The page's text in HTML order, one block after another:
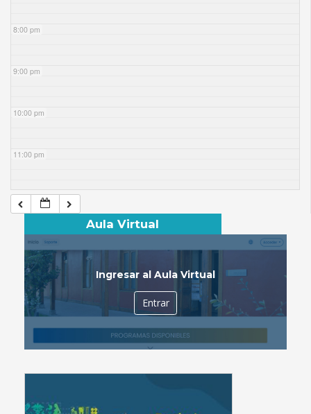
8:00 pm
9:00 pm
10:00 pm
11:00 pm
Aula Virtual
Ingresar al Aula Virtual
Entrar